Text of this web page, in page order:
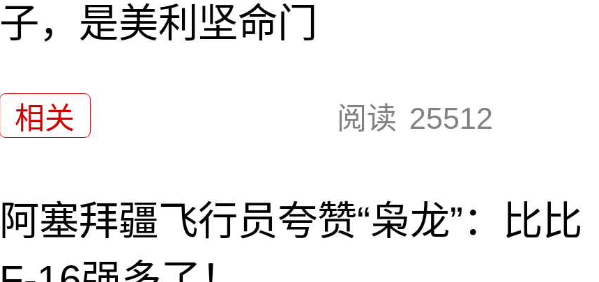
子，是美利坚命门
相关 阅读 25512
阿塞拜疆飞行员夸赞“枭龙”：比比